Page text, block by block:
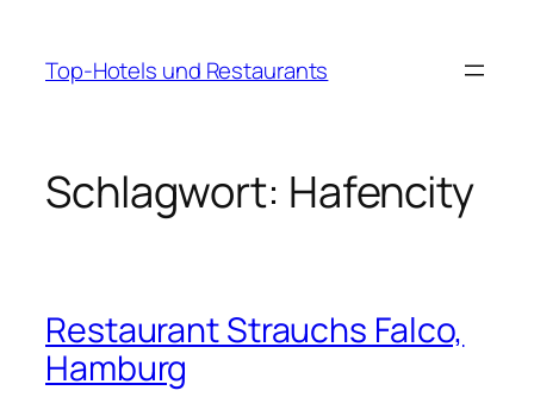
springen
Top-Hotels und Restaurants
Schlagwort: Hafencity
Restaurant Strauchs Falco,
Hamburg